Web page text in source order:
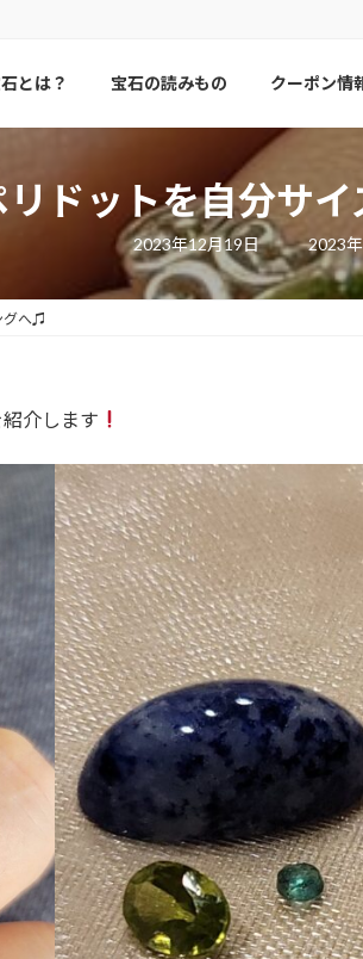
とは？ 宝石の読みもの クーポン情
リドットを自分サ
2023年12月19日
最
終
更
新
2023
グへ♫
介します